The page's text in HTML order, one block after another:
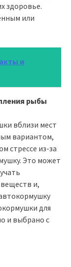
здоровье.
или
и
рыбы
вблизи мест
вариантом,
стрессе из-за
Это может
и,
для
и выбрано с